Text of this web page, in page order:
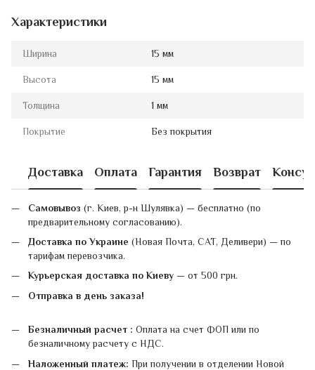
Характеристики
Ширина 15 мм
Высота 15 мм
Толщина 1 мм
Покрытие Без покрытия
Доставка Оплата Гарантия Возврат
Самовывоз (г. Киев, р-н Шулявка) — бесплатно (по
предварительному согласованию).
Доставка по Украине (Новая Почта, САТ, Деливери) — по
тарифам перевозчика.
Курьерская доставка по Киеву — от 500 грн.
Отправка в день заказа!
Безналичный расчет : Оплата на счет ФОП или по
безналичному расчету с НДС.
Наложенный платеж: При получении в отделении Новой